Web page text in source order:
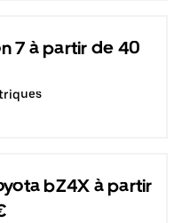
7 à partir de 40
bZ4X à partir